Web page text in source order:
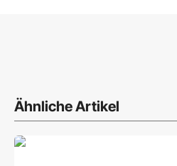
Ähnliche Artikel